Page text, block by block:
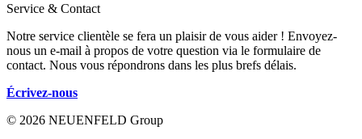
Service & Contact
Notre service clientèle se fera un plaisir de vous aider ! Envoyez-
nous un e-mail à propos de votre question via le formulaire de
contact. Nous vous répondrons dans les plus brefs délais.
Écrivez-nous
© 2026 NEUENFELD Group